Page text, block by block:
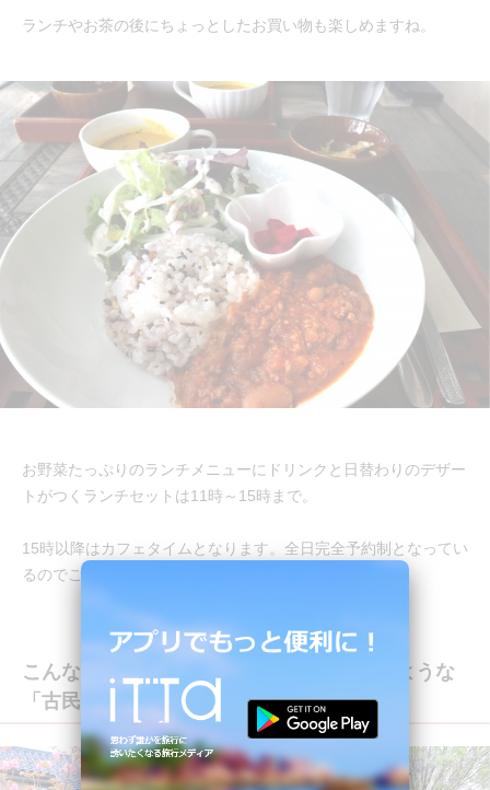
ランチやお茶の後にちょっとしたお買い物も楽しめますね。
お野菜たっぷりのランチメニューにドリンクと日替わりのデザー
トがつくランチセットは11時～15時まで。
15時以降はカフェタイムとなります。全日完全予約制となってい
るのでご注意を。
こんなおうちに住みたい！と思ってしまうような
「古民家カフェ枇杏」